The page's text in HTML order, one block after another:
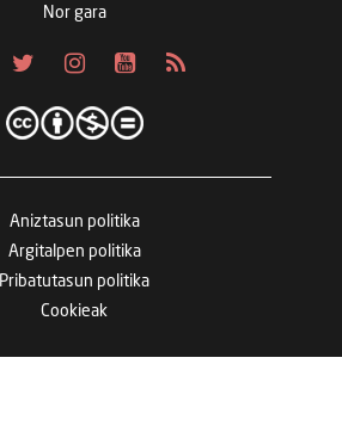
Nor gara
Aniztasun politika
Argitalpen politika
Pribatutasun politika
Cookieak